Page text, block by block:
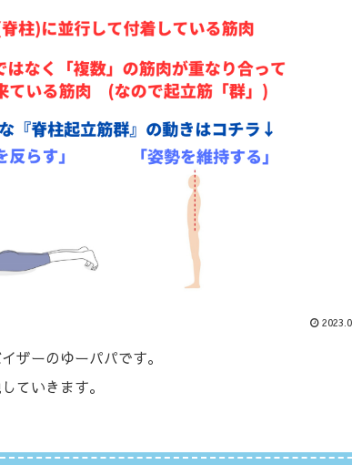
ザーのゆーパパです。
ていきます。